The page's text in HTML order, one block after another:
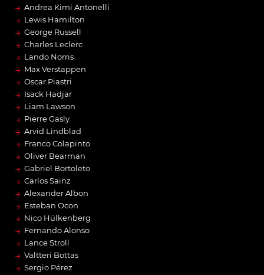
→ Andrea Kimi Antonelli
→ Lewis Hamilton
→ George Russell
→ Charles Leclerc
→ Lando Norris
→ Max Verstappen
→ Oscar Piastri
→ Isack Hadjar
→ Liam Lawson
→ Pierre Gasly
→ Arvid Lindblad
→ Franco Colapinto
→ Oliver Bearman
→ Gabriel Bortoleto
→ Carlos Sainz
→ Alexander Albon
→ Esteban Ocon
→ Nico Hülkenberg
→ Fernando Alonso
→ Lance Stroll
→ Valtteri Bottas
→ Sergio Pérez